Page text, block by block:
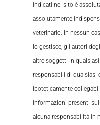
indicati nel sito è
assolutamente
veterinario. In nessun
lo gestisce, gli autori
altre soggetti in
responsabili di qualsiasi
ipoteticamente
informazioni presenti
alcuna responsabilità in